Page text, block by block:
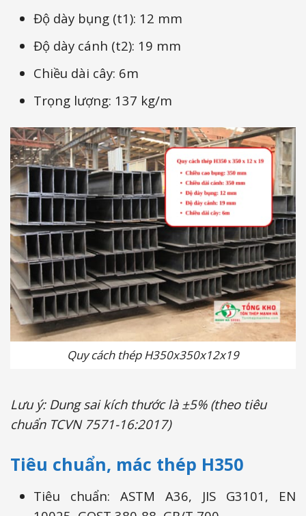
Độ dày bụng (t1): 12 mm
Độ dày cánh (t2): 19 mm
Chiều dài cây: 6m
Trọng lượng: 137 kg/m
Quy cách thép H350x350x12x19
Lưu ý: Dung sai kích thước là ±5% (theo tiêu
chuẩn TCVN 7571-16:2017)
Tiêu chuẩn, mác thép H350
Tiêu chuẩn: ASTM A36, JIS G3101, EN